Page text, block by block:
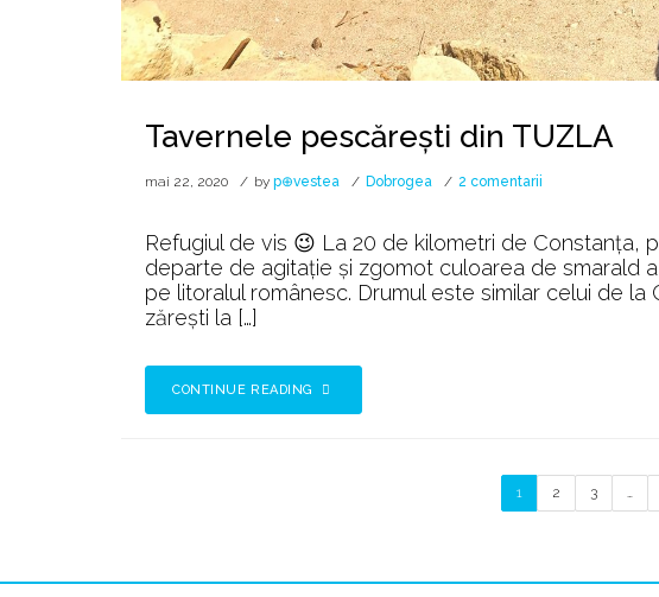
Tavernele pescărești din TUZLA
mai 22, 2020 by p⊕vestea Dobrogea 2 comentarii
din
TUZLA
Refugiul de vis 😉 La 20 de kilometri de Constanța,
departe de agitaţie şi zgomot culoarea de smarald
pe litoralul românesc. Drumul este similar celui de
zăreşti la […]
CONTINUE READING
1 2 3 …